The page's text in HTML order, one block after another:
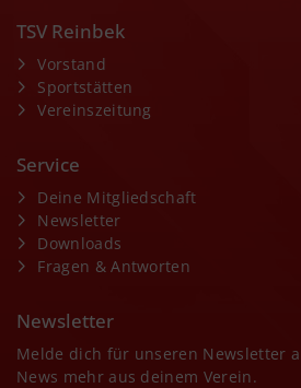
TSV Reinbek
Vorstand
Sportstätten
Vereinszeitung
Service
Deine Mitgliedschaft
Newsletter
Downloads
Fragen & Antworten
Newsletter
Melde dich für unseren Newsletter
News mehr aus deinem Verein.